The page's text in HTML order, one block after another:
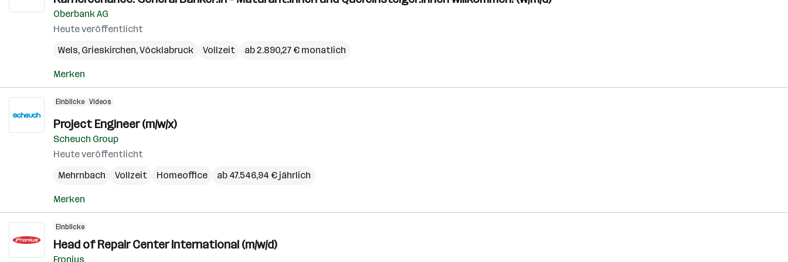
Oberbank AG
Heute veröffentlicht
Wels, Grieskirchen,Vöcklabruck Vollzeit ab 2.890,27 € monatlich
Merken
Einblicke Videos
Project Engineer (m/w/x)
Scheuch Group
Heute veröffentlicht
Mehrnbach
Vollzeit Homeoffice ab 47.546,94 € jährlich
Merken
Einblicke
Head of Repair Center International (m/w/d)
Fronius